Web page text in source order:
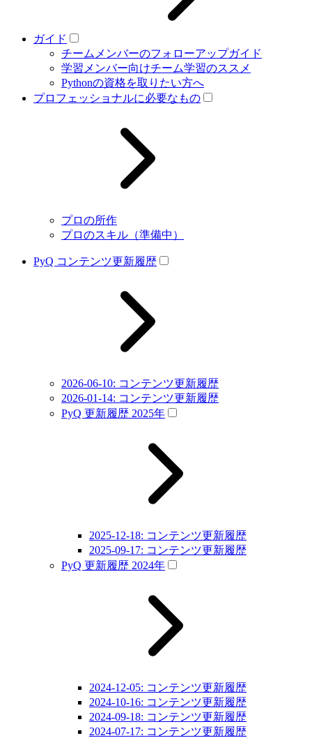
ガイド
チームメンバーのフォローアップガイド
学習メンバー向けチーム学習のススメ
Pythonの資格を取りたい方へ
プロフェッショナルに必要なもの
プロの所作
プロのスキル（準備中）
PyQ コンテンツ更新履歴
2026-06-10: コンテンツ更新履歴
2026-01-14: コンテンツ更新履歴
PyQ 更新履歴 2025年
2025-12-18: コンテンツ更新履歴
2025-09-17: コンテンツ更新履歴
PyQ 更新履歴 2024年
2024-12-05: コンテンツ更新履歴
2024-10-16: コンテンツ更新履歴
2024-09-18: コンテンツ更新履歴
2024-07-17: コンテンツ更新履歴